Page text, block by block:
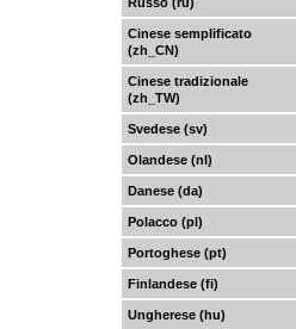
Cinese semplificato
(zh_CN)
Cinese tradizionale
(zh_TW)
Svedese (sv)
Olandese (nl)
Danese (da)
Polacco (pl)
Portoghese (pt)
Finlandese (fi)
Ungherese (hu)